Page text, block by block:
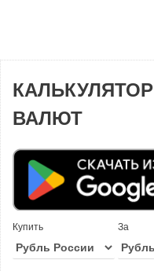
КАЛЬКУЛЯТОР
ВАЛЮТ
Купить За